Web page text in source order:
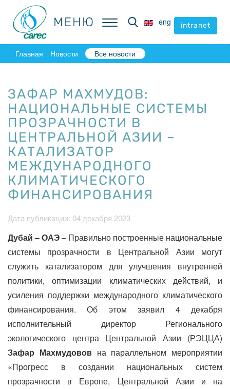
МЕНЮ eng intranet
МЕНЮ eng intranet
Главная Новости Все новости
ЗАФАР МАХМУДОВ:
НАЦИОНАЛЬНЫЕ СИСТЕМЫ
ПРОЗРАЧНОСТИ В
ЦЕНТРАЛЬНОЙ АЗИИ –
КАТАЛИЗАТОР
МЕЖДУНАРОДНОГО
КЛИМАТИЧЕСКОГО
ФИНАНСИРОВАНИЯ
Дата публикации: 04 декабря 2023
Дубай – ОАЭ– Правильно построенные национальные
системы прозрачности в Центральной Азии могут
служить катализатором для улучшения внутренней
политики, оптимизации климатических действий, и
усиления поддержки международного климатического
финансирования. Об этом заявил 4 декабря
исполнительный директор Регионального
экологического центра Центральной Азии (РЭЦЦА)
Зафар Махмудовов на параллельном мероприятии
«Прогресс в создании национальных систем
прозрачности в Европе, Центральной Азии и на